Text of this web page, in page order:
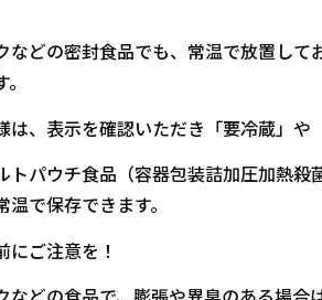
などの密封食品でも、常温で放置し
は、表示を確認いただき「要冷蔵」や
パウチ食品（容器包装詰加圧加熱殺
温で保存できます。
にご注意を！